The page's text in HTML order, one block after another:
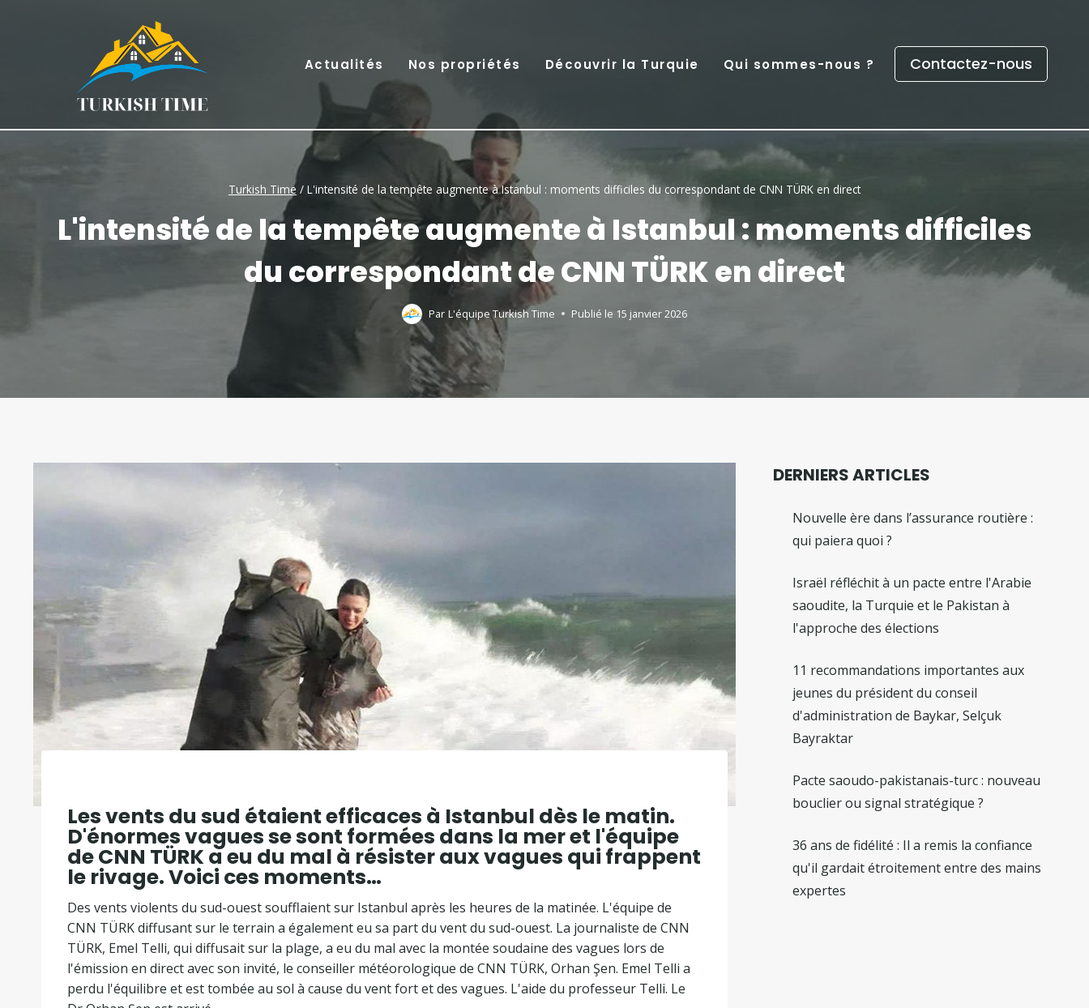
Actualités Nos propriétés Découvrir la Turquie Qui sommes-nous ? Contactez-nous
Turkish Time / L'intensité de la tempête augmente à Istanbul : moments difficiles du correspondant de CNN TÜRK en direct
L'intensité de la tempête augmente à Istanbul : moments difficiles
du correspondant de CNN TÜRK en direct
Par L'équipe Turkish Time Publié le 15 janvier 2026
Les vents du sud étaient efficaces à Istanbul dès le matin.
D'énormes vagues se sont formées dans la mer et l'équipe
de CNN TÜRK a eu du mal à résister aux vagues qui frappent
le rivage. Voici ces moments…
Des vents violents du sud-ouest soufflaient sur Istanbul après les heures de la matinée. L'équipe de
CNN TÜRK diffusant sur le terrain a également eu sa part du vent du sud-ouest. La journaliste de CNN
TÜRK, Emel Telli, qui diffusait sur la plage, a eu du mal avec la montée soudaine des vagues lors de
l'émission en direct avec son invité, le conseiller météorologique de CNN TÜRK, Orhan Şen. Emel Telli a
perdu l'équilibre et est tombée au sol à cause du vent fort et des vagues. L'aide du professeur Telli. Le
DERNIERS ARTICLES
Nouvelle ère dans l’assurance routière :
qui paiera quoi ?
Israël réfléchit à un pacte entre l'Arabie
saoudite, la Turquie et le Pakistan à
l'approche des élections
11 recommandations importantes aux
jeunes du président du conseil
d'administration de Baykar, Selçuk
Bayraktar
Pacte saoudo-pakistanais-turc : nouveau
bouclier ou signal stratégique ?
36 ans de fidélité : Il a remis la confiance
qu'il gardait étroitement entre des mains
expertes